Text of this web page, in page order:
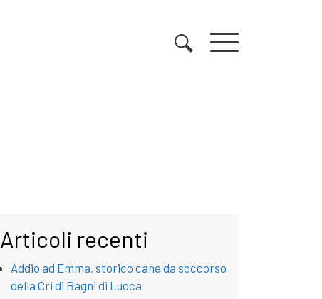
Articoli recenti
Addio ad Emma, storico cane da soccorso
della Cri di Bagni di Lucca